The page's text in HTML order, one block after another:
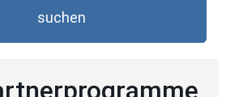
suchen